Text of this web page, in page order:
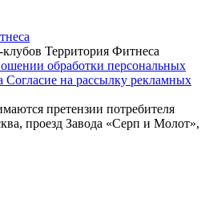
Территория Фитнеса
обработки персональных
Согласие на рассылку рекламных
претензии потребителя
проезд Завода «Серп и Молот»,